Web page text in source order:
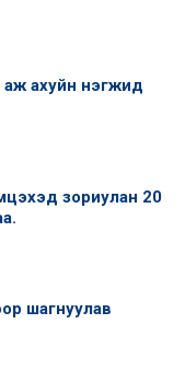
ахуйн нэгжид
зориулан 20
шагнуулав